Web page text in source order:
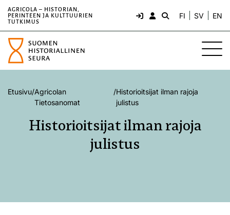
AGRICOLA – HISTORIAN,
PERINTEEN JA KULTTUURIEN
TUTKIMUS
FI SV EN
Etusivu/Agricolan
Tietosanomat
/Historioitsijat ilman rajoja
julistus
Historioitsijat ilman rajoja
julistus